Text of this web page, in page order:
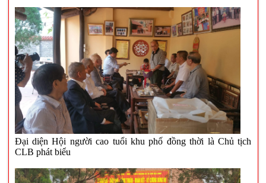
Đại diện Hội người cao tuổi khu phố đồng thời là Chủ tịch
CLB phát biểu